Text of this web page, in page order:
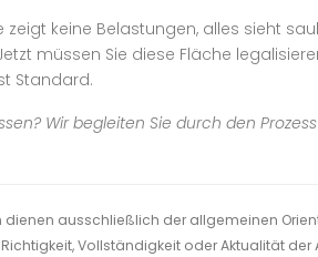
zeigt keine Belastungen, alles sieht
müssen Sie diese Fläche
Standard.
Wir begleiten Sie durch den
ausschließlich der allgemeinen
Vollständigkeit oder Aktualität